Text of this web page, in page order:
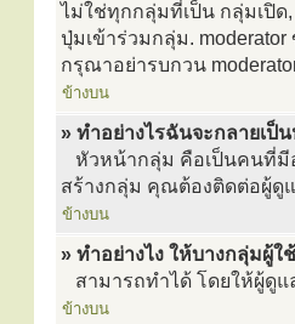
ไม่ใช่ทุกกลุ่มที่เป็น กลุ่มเปิ
ปุ่มเข้าร่วมกลุ่ม.
กรุณาอย่ารบกวน
ข้างบน
» ทำอย่างไรฉันจะกลายเป็
หัวหน้ากลุ่ม คือเป็นคนที่มี
สร้างกลุ่ม คุณต้องติดต่อผู้ดู
ข้างบน
» ทำอย่างไง ให้บางกลุ่มผู้
สามารถทำได้ โดยให้ผู้ดูแ
ข้างบน